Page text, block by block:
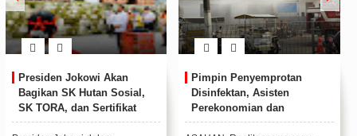
Presiden Jokowi Akan
Bagikan SK Hutan Sosial,
SK TORA, dan Sertifikat
Tanah di Sumut
Pimpin Penyemprotan
Disinfektan, Asisten
Perekonomian dan
Pembangunan Minta